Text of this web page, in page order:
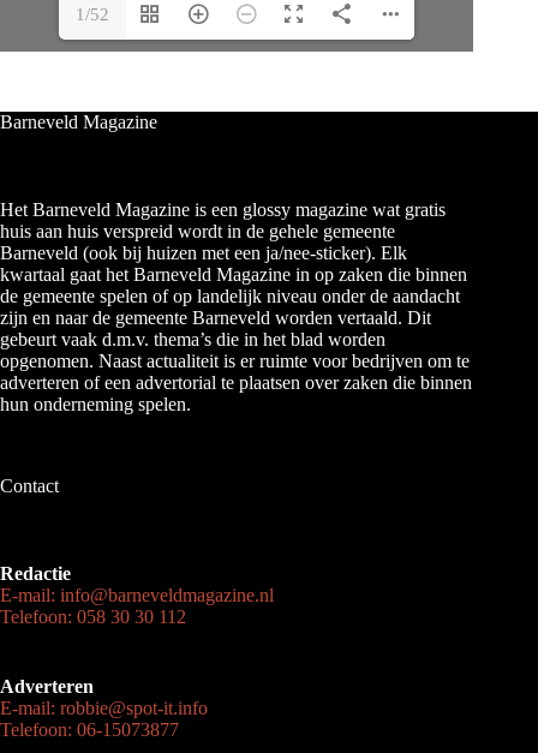
1/52
Barneveld Magazine
Het Barneveld Magazine is een glossy magazine wat gratis
huis aan huis verspreid wordt in de gehele gemeente
Barneveld (ook bij huizen met een ja/nee-sticker). Elk
kwartaal gaat het Barneveld Magazine in op zaken die binnen
de gemeente spelen of op landelijk niveau onder de aandacht
zijn en naar de gemeente Barneveld worden vertaald. Dit
gebeurt vaak d.m.v. thema’s die in het blad worden
opgenomen. Naast actualiteit is er ruimte voor bedrijven om te
adverteren of een advertorial te plaatsen over zaken die binnen
hun onderneming spelen.
Contact
Redactie
E-mail: info@barneveldmagazine.nl
Telefoon: 058 30 30 112
Adverteren
E-mail: robbie@spot-it.info
Telefoon: 06-15073877